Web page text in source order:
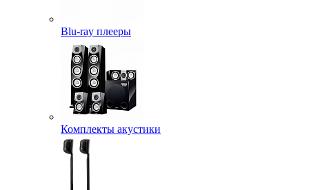
Blu-ray плееры
Комплекты акустики